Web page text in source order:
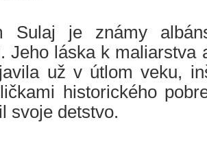
Sulaj je známy
Jeho láska k maliarstva
už v útlom veku,
historického
svoje detstvo.